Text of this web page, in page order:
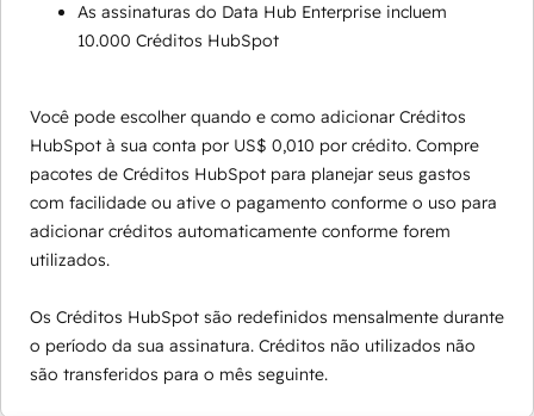
As assinaturas do Data Hub Enterprise incluem
10.000 Créditos HubSpot
Você pode escolher quando e como adicionar Créditos
HubSpot à sua conta por US$ 0,010 por crédito. Compre
pacotes de Créditos HubSpot para planejar seus gastos
com facilidade ou ative o pagamento conforme o uso para
adicionar créditos automaticamente conforme forem
utilizados.
Os Créditos HubSpot são redefinidos mensalmente durante
o período da sua assinatura. Créditos não utilizados não
são transferidos para o mês seguinte.